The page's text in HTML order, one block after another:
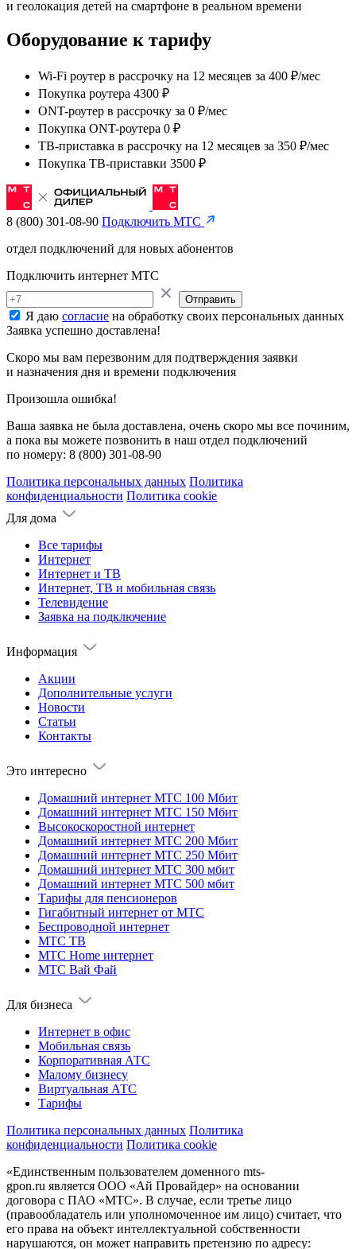
и геолокация детей на смартфоне в реальном времени
Оборудование к тарифу
Wi-Fi роутер в рассрочку на 12 месяцев за 400 ₽/мес
Покупка роутера 4300 ₽
ONT-роутер в рассрочку за 0 ₽/мес
Покупка ONT-роутера 0 ₽
ТВ-приставка в рассрочку на 12 месяцев за 350 ₽/мес
Покупка ТВ-приставки 3500 ₽
8 (800) 301-08-90 Подключить МТС
отдел подключений для новых абонентов
Подключить интернет МТС
Отправить
Я даю согласие на обработку своих персональных данных
Заявка успешно доставлена!
Скоро мы вам перезвоним для подтверждения заявки
и назначения дня и времени подключения
Произошла ошибка!
Ваша заявка не была доставлена, очень скоро мы все починим,
а пока вы можете позвонить в наш отдел подключений
по номеру: 8 (800) 301-08-90
Политика персональных данных Политика
конфиденциальности Политика cookie
Для дома
Все тарифы
Интернет
Интернет и ТВ
Интернет, ТВ и мобильная связь
Телевидение
Заявка на подключение
Информация
Акции
Дополнительные услуги
Новости
Статьи
Контакты
Это интересно
Домашний интернет МТС 100 Мбит
Домашний интернет МТС 150 Мбит
Высокоскоростной интернет
Домашний интернет МТС 200 Мбит
Домашний интернет МТС 250 Мбит
Домашний интернет МТС 300 мбит
Домашний интернет МТС 500 мбит
Тарифы для пенсионеров
Гигабитный интернет от МТС
Беспроводной интернет
МТС ТВ
МТС Home интернет
МТС Вай Фай
Для бизнеса
Интернет в офис
Мобильная связь
Корпоративная АТС
Малому бизнесу
Виртуальная АТС
Тарифы
Политика персональных данных Политика
конфиденциальности Политика cookie
«Единственным пользователем доменного mts-
gpon.ru является ООО «Ай Провайдер» на основании
договора с ПАО «МТС». В случае, если третье лицо
(правообладатель или уполномоченное им лицо) считает, что
его права на объект интеллектуальной собственности
нарушаются, он может направить претензию по адресу: